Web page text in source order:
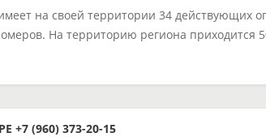
на своей территории 34 действующих
На территорию региона приходится
(960) 373-20-15